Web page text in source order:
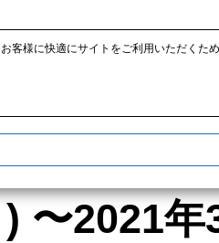
客様に快適にサイトをご利用いただく
SUBARU 認定U-
ィアウ
〜2021